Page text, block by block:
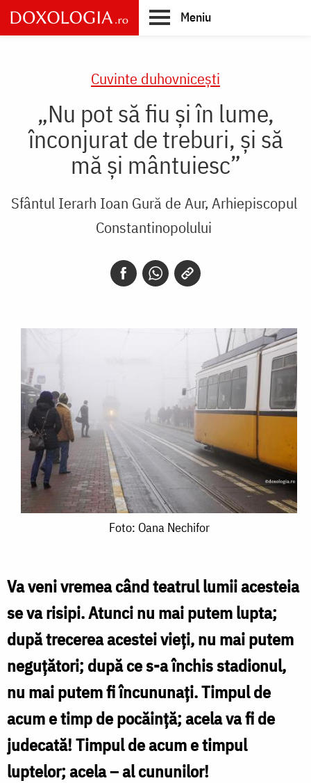
Skip
to
main
Meniu
Cuvinte duhovnicești
„Nu pot să fiu și în lume,
înconjurat de treburi, și să
mă și mântuiesc”
Sfântul Ierarh Ioan Gură de Aur, Arhiepiscopul
Constantinopolului
Foto: Oana Nechifor
Va veni vremea când teatrul lumii acesteia
se va risipi. Atunci nu mai putem lupta;
după trecerea acestei vieți, nu mai putem
neguțători; după ce s-a închis stadionul,
nu mai putem fi încununați. Timpul de
acum e timp de pocăință; acela va fi de
judecată! Timpul de acum e timpul
luptelor; acela – al cununilor!